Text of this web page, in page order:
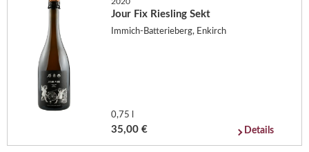
Jour Fix Riesling Sekt
Immich-Batterieberg, Enkirch
0,75 l
35,00 € Details